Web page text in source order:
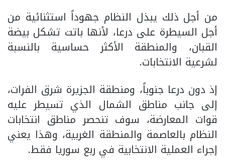
من أجل ذلك يبذل النظام جهوداً استثنائية من
أجل السيطرة على درعا، لأنها باتت تشكل بيضة
القبان، والمنطقة الأكثر حساسية بالنسبة
لشرعية الانتخابات.
إذ دون درعا جنوباً، ومنطقة الجزيرة شرق الفرات،
إلى جانب مناطق الشمال الذي تسيطر عليه
قوات المعارضة، سوف تنحصر مناطق انتخابات
النظام بالعاصمة والمنطقة الغربية، وهذا يعني
إجراء العملية الانتخابية في ربع سوريا فقط.